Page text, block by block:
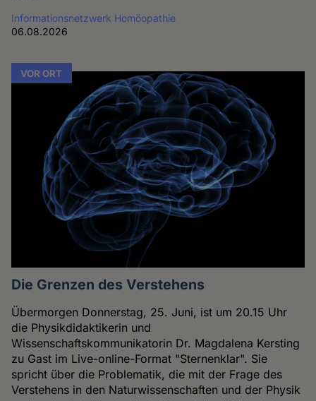
Informationsnetzwerk Homöopathie
06.08.2026
VOR ORT
Die Grenzen des Verstehens
Übermorgen Donnerstag, 25. Juni, ist um 20.15 Uhr
die Physikdidaktikerin und
Wissenschaftskommunikatorin Dr. Magdalena Kersting
zu Gast im Live-online-Format "Sternenklar". Sie
spricht über die Problematik, die mit der Frage des
Verstehens in den Naturwissenschaften und der Physik